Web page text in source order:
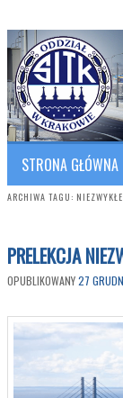
SITK RP
Polish Association
STRONA GŁÓWNA
ARCHIWA TAGU:
PRELEKCJA
OPUBLIKOWANY27